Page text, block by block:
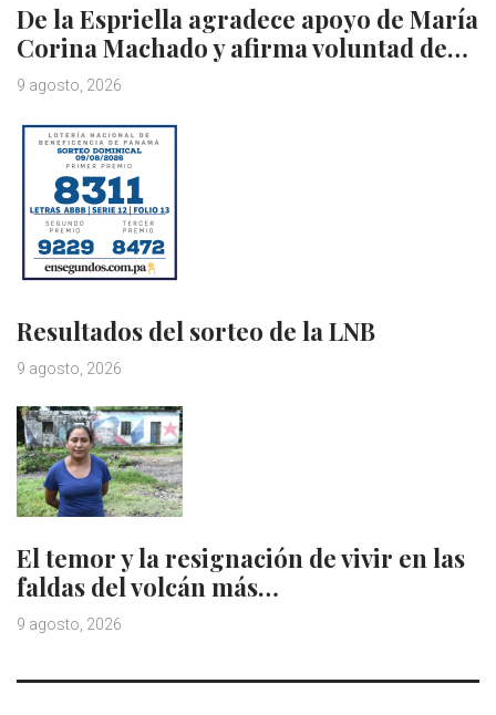
De la Espriella agradece apoyo de María
Corina Machado y afirma voluntad de…
9 agosto, 2026
Resultados del sorteo de la LNB
9 agosto, 2026
El temor y la resignación de vivir en las
faldas del volcán más…
9 agosto, 2026